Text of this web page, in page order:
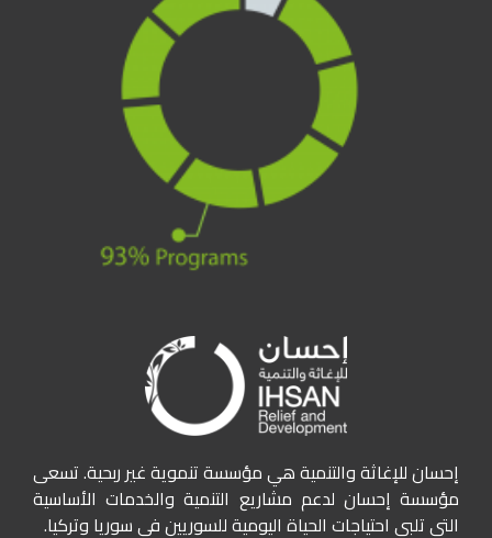
إحسان للإغاثة والتنمية هي مؤسسة تنموية غير ربحية. تسعى
مؤسسة إحسان لدعم مشاريع التنمية والخدمات الأساسية
التي تلبي احتياجات الحياة اليومية للسوريين في سوريا وتركيا.